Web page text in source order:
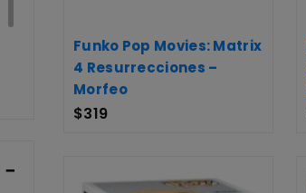
Funko Pop Movies: Matrix
4 Resurrecciones –
Morfeo
$319